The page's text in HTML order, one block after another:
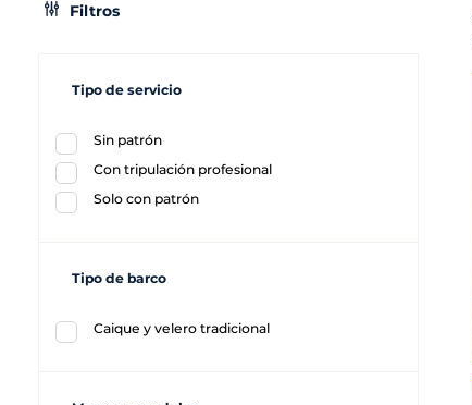
Filtros
Tipo de servicio
Sin patrón
Con tripulación profesional
Solo con patrón
Tipo de barco
Caique y velero tradicional